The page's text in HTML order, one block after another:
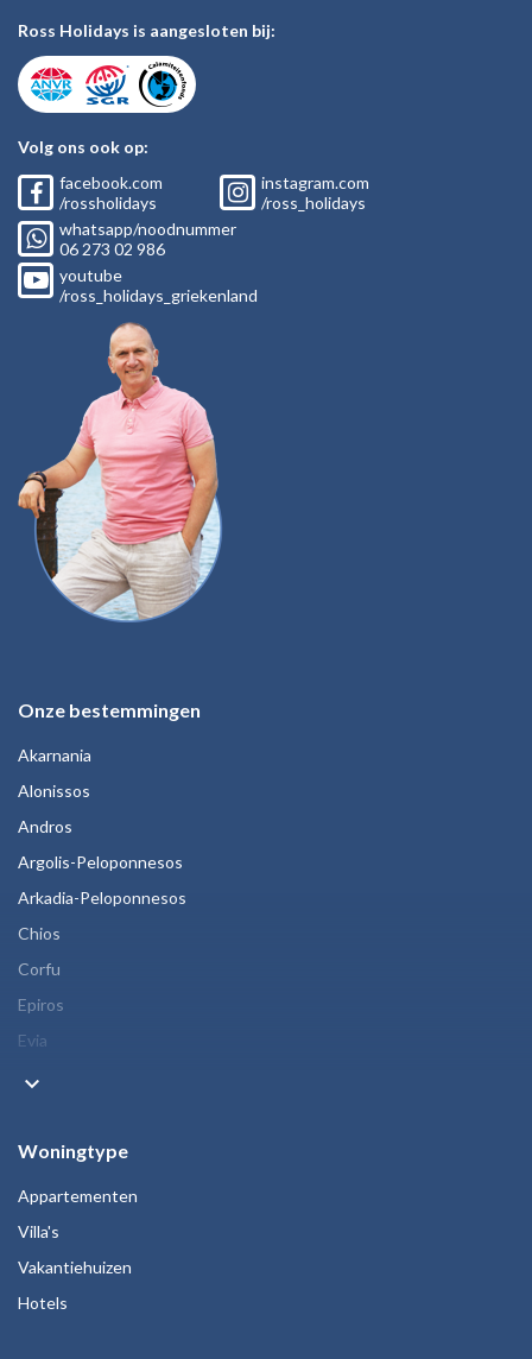
Ross Holidays is aangesloten bij:
Volg ons ook op:
facebook.com
/rossholidays
instagram.com
/ross_holidays
whatsapp/noodnummer
06 273 02 986
youtube
/ross_holidays_griekenland
Onze bestemmingen
Akarnania
Alonissos
Andros
Argolis-Peloponnesos
Arkadia-Peloponnesos
Chios
Corfu
Epiros
Evia
keyboard_arrow_down
Woningtype
Appartementen
Villa's
Vakantiehuizen
Hotels